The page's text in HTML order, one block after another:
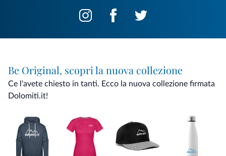
Be Original, scopri la nuova collezione
Ce l'avete chiesto in tanti. Ecco la nuova collezione firmata
Dolomiti.it!